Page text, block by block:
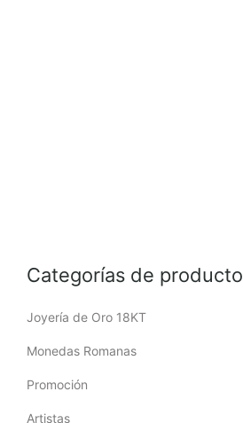
Categorías de producto
Joyería de Oro 18KT
Monedas Romanas
Promoción
Artistas